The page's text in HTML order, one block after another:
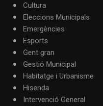
Cultura
Eleccions Municipals
Emergències
Esports
Gent gran
Gestió Municipal
Habitatge i Urbanisme
Hisenda
Intervenció General